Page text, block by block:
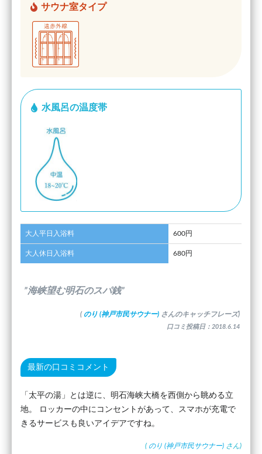
サウナ室タイプ
水風呂の温度帯
大人平日入浴料 600円
大人休日入浴料 680円
”海峡望む明石のスパ銭”
( のり (神戸市民サウナー) さんのキャッチフレーズ)
口コミ投稿日：2018.6.14
最新の口コミコメント
「太平の湯」とは逆に、明石海峡大橋を西側から眺める立
地。 ロッカーの中にコンセントがあって、スマホが充電で
きるサービスも良いアイデアですね。
( のり (神戸市民サウナー) さん)